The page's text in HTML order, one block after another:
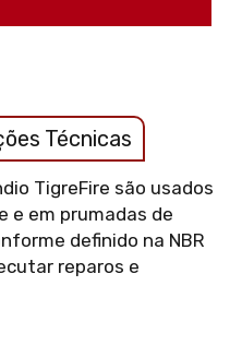
Técnicas
TigreFire são usados
e em prumadas de
definido na NBR
reparos e